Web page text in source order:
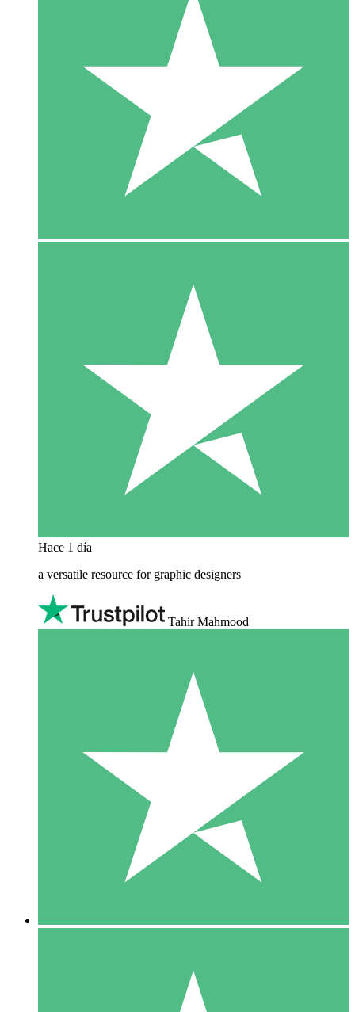
Hace 1 día
a versatile resource for graphic designers
Tahir Mahmood